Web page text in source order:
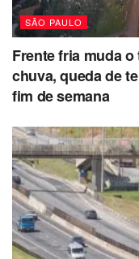
SÃO PAULO
Frente fria muda
chuva, queda de
fim de semana